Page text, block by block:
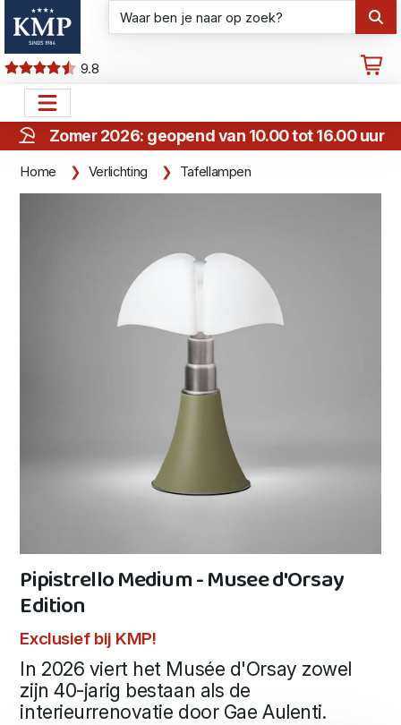
9.8
Zomer 2026: geopend van 10.00 tot 16.00 uur
Home Verlichting Tafellampen
Pipistrello Medium - Musee d'Orsay
Edition
Exclusief bij KMP!
In 2026 viert het Musée d'Orsay zowel
zijn 40-jarig bestaan als de
interieurrenovatie door Gae Aulenti.